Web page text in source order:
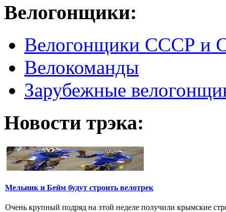
Велогонщики:
Велогонщики СССР и
Велокоманды
Зарубежные
Новости трэка:
Мельник и Бейм будут строить велотрек
Очень крупный подряд на этой неделе получили крымские